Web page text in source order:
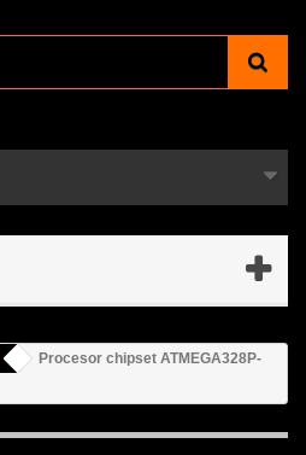
Procesor chipset ATMEGA328P-